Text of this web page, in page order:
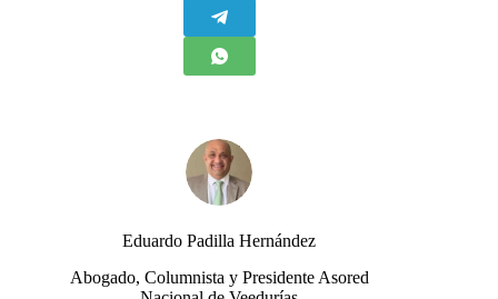
Eduardo Padilla Hernández
Abogado, Columnista y Presidente Asored